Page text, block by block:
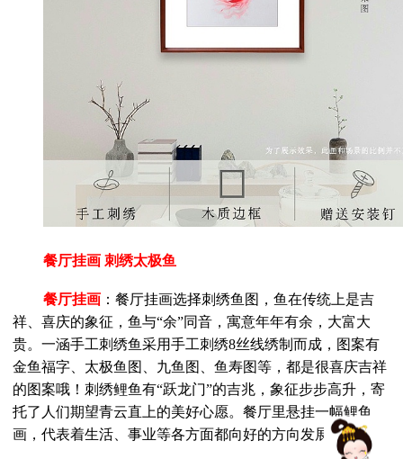
餐厅挂画 刺绣太极鱼
餐厅挂画：餐厅挂画选择刺绣鱼图，鱼在传统上是吉
祥、喜庆的象征，鱼与“余”同音，寓意年年有余，大富大
贵。一涵手工刺绣鱼采用手工刺绣8丝线绣制而成，图案有
金鱼福字、太极鱼图、九鱼图、鱼寿图等，都是很喜庆吉祥
的图案哦！刺绣鲤鱼有“跃龙门”的吉兆，象征步步高升，寄
托了人们期望青云直上的美好心愿。餐厅里悬挂一幅鲤鱼
画，代表着生活、事业等各方面都向好的方向发展。